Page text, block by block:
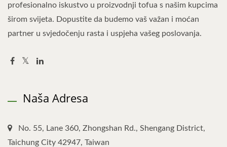
profesionalno iskustvo u proizvodnji tofua s našim kupcima
širom svijeta. Dopustite da budemo vaš važan i moćan
partner u svjedočenju rasta i uspjeha vašeg poslovanja.
Naša Adresa
No. 55, Lane 360, Zhongshan Rd., Shengang District,
Taichung City 42947, Taiwan